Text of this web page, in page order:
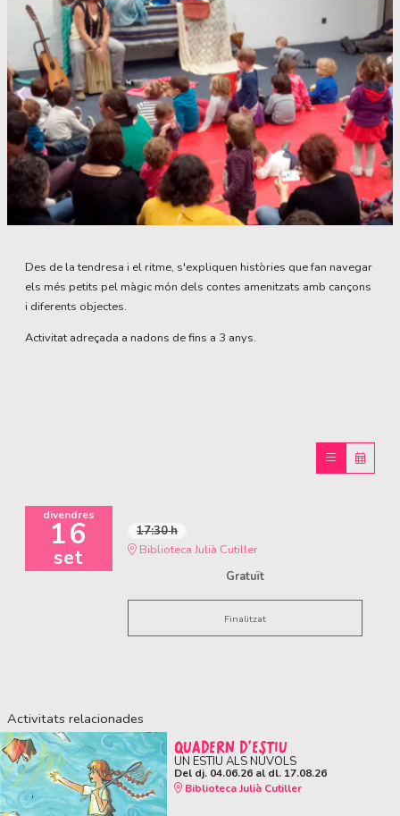
Des de la tendresa i el ritme, s'expliquen històries que fan navegar
els més petits pel màgic món dels contes amenitzats amb cançons
i diferents objectes.
Activitat adreçada a nadons de fins a 3 anys.
divendres
16
set
17:30 h
Biblioteca Julià Cutiller
Gratuït
Finalitzat
Activitats relacionades
QUADERN D'ESTIU
UN ESTIU ALS NÚVOLS
Del dj. 04.06.26al dl. 17.08.26
Biblioteca Julià Cutiller